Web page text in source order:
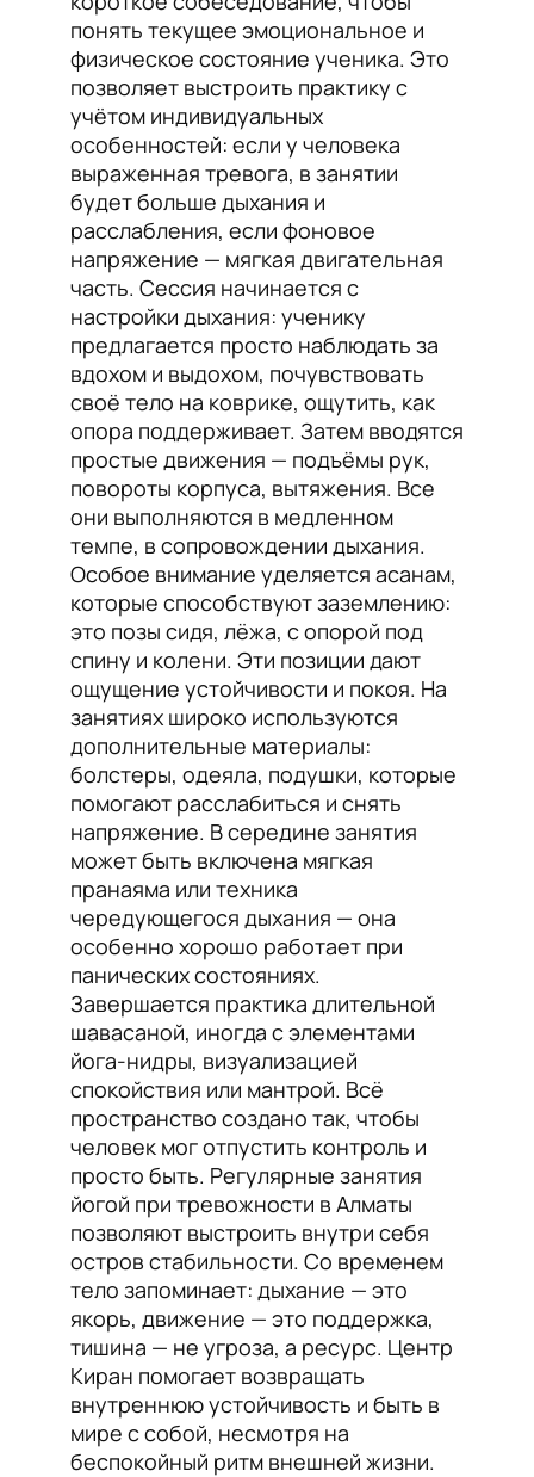
понять текущее эмоциональное и
физическое состояние ученика. Это
позволяет выстроить практику с
учётом индивидуальных
особенностей: если у человека
выраженная тревога, в занятии
будет больше дыхания и
расслабления, если фоновое
напряжение — мягкая двигательная
часть. Сессия начинается с
настройки дыхания: ученику
предлагается просто наблюдать за
вдохом и выдохом, почувствовать
своё тело на коврике, ощутить, как
опора поддерживает. Затем вводятся
простые движения — подъёмы рук,
повороты корпуса, вытяжения. Все
они выполняются в медленном
темпе, в сопровождении дыхания.
Особое внимание уделяется асанам,
которые способствуют заземлению:
это позы сидя, лёжа, с опорой под
спину и колени. Эти позиции дают
ощущение устойчивости и покоя. На
занятиях широко используются
дополнительные материалы:
болстеры, одеяла, подушки, которые
помогают расслабиться и снять
напряжение. В середине занятия
может быть включена мягкая
пранаяма или техника
чередующегося дыхания — она
особенно хорошо работает при
панических состояниях.
Завершается практика длительной
шавасаной, иногда с элементами
йога-нидры, визуализацией
спокойствия или мантрой. Всё
пространство создано так, чтобы
человек мог отпустить контроль и
просто быть. Регулярные занятия
йогой при тревожности в Алматы
позволяют выстроить внутри себя
остров стабильности. Со временем
тело запоминает: дыхание — это
якорь, движение — это поддержка,
тишина — не угроза, а ресурс. Центр
Киран помогает возвращать
внутреннюю устойчивость и быть в
мире с собой, несмотря на
беспокойный ритм внешней жизни.